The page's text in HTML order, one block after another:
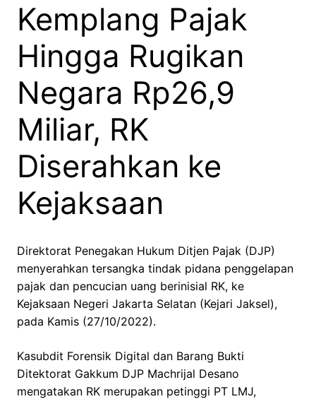
Kemplang Pajak
Hingga Rugikan
Negara Rp26,9
Miliar, RK
Diserahkan ke
Kejaksaan
Direktorat Penegakan Hukum Ditjen Pajak (DJP)
menyerahkan tersangka tindak pidana penggelapan
pajak dan pencucian uang berinisial RK, ke
Kejaksaan Negeri Jakarta Selatan (Kejari Jaksel),
pada Kamis (27/10/2022).
Kasubdit Forensik Digital dan Barang Bukti
Ditektorat Gakkum DJP Machrijal Desano
mengatakan RK merupakan petinggi PT LMJ,